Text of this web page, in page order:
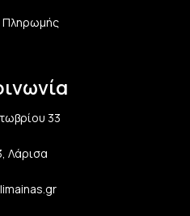
Πληρωμής
33
Λάρισα